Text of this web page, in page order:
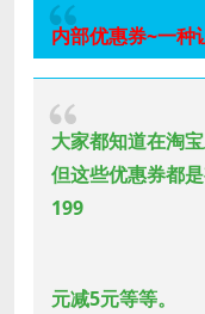
内部优惠券~一种
大家都知道在淘
但这些优惠券都
199
元减5元等等。